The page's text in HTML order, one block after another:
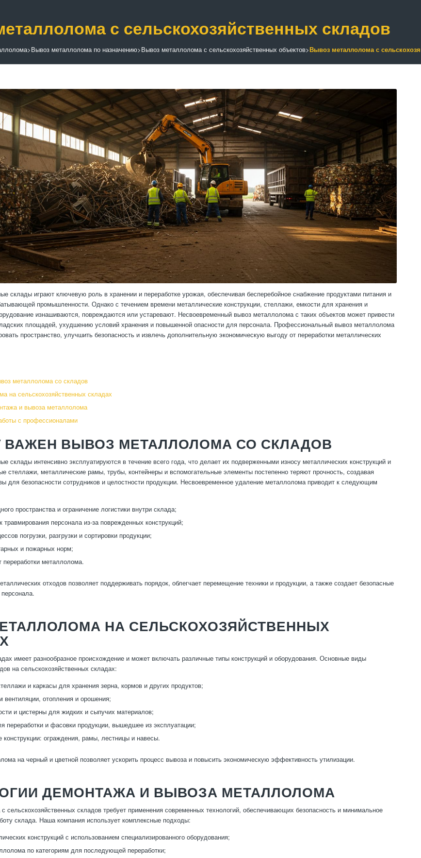
с сельскохозяйственных складов
>Вывоз металлолома по назначению>Вывоз металлолома с сельскохозяйственных объектов>Вывоз металлолома с
склады играют ключевую роль в хранении и переработке урожая, обеспечивая бесперебойное снабжение продуктами питания и
промышленности. Однако с течением времени металлические конструкции, стеллажи, емкости для хранения и
изнашиваются, повреждаются или устаревают. Несвоевременный вывоз металлолома с таких объектов может привести
площадей, ухудшению условий хранения и повышенной опасности для персонала. Профессиональный вывоз металлолома
пространство, улучшить безопасность и извлечь дополнительную экономическую выгоду от переработки металлических
металлолома со складов
на сельскохозяйственных складах
и вывоза металлолома
с профессионалами
ВАЖЕН ВЫВОЗ МЕТАЛЛОЛОМА СО СКЛАДОВ
склады интенсивно эксплуатируются в течение всего года, что делает их подверженными износу металлических конструкций и
стеллажи, металлические рамы, трубы, контейнеры и вспомогательные элементы постепенно теряют прочность, создавая
для безопасности сотрудников и целостности продукции. Несвоевременное удаление металлолома приводит к следующим
пространства и ограничение логистики внутри склада;
персонала из-за поврежденных конструкций;
погрузки, разгрузки и сортировки продукции;
и пожарных норм;
переработки металлолома.
отходов позволяет поддерживать порядок, облегчает перемещение техники и продукции, а также создает безопасные
НА СЕЛЬСКОХОЗЯЙСТВЕННЫХ
имеет разнообразное происхождение и может включать различные типы конструкций и оборудования. Основные виды
на сельскохозяйственных складах:
и каркасы для хранения зерна, кормов и других продуктов;
вентиляции, отопления и орошения;
и цистерны для жидких и сыпучих материалов;
переработки и фасовки продукции, вышедшее из эксплуатации;
конструкции: ограждения, рамы, лестницы и навесы.
на черный и цветной позволяет ускорить процесс вывоза и повысить экономическую эффективность утилизации.
ДЕМОНТАЖА И ВЫВОЗА МЕТАЛЛОЛОМА
сельскохозяйственных складов требует применения современных технологий, обеспечивающих безопасность и минимальное
склада. Наша компания использует комплексные подходы:
конструкций с использованием специализированного оборудования;
по категориям для последующей переработки;